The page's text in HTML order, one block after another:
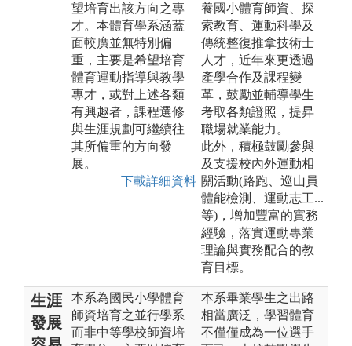
望培育出該方向之專
才。本體育學系涵蓋
面較廣並無特別偏
重，主要是希望培育
體育運動指導與教學
專才，或對上述各類
有興趣者，課程選修
與生涯規劃可繼續往
其所偏重的方向發
展。
下載詳細資料
養國小體育師資、探
索教育、運動科學及
傳統整復推拿技術士
人才，近年來更透過
產學合作及課程變
革，鼓勵並輔導學生
考取各類證照，提昇
職場就業能力。
此外，積極鼓勵參與
及支援校內外運動相
關活動(路跑、巡山員
體能檢測、運動志工...
等)，增加豐富的實務
經驗，落實運動專業
理論與實務配合的教
育目標。
生涯
發展
本系為國民小學體育
師資培育之並行學系
而非中等學校師資培
本系畢業學生之出路
相當廣泛，學習體育
不僅僅成為一位選手